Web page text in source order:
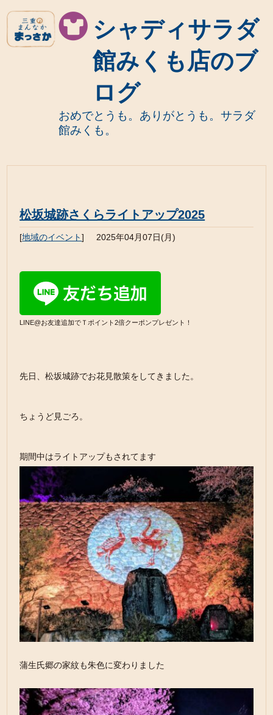
シャディサラダ
館みくも店のブ
ログ
おめでとうも。ありがとうも。サラダ
館みくも。
松坂城跡さくらライトアップ2025
[地域のイベント] 2025年04月07日(月)
LINE@お友達追加でＴポイント2倍クーポンプレゼント！
先日、松坂城跡でお花見散策をしてきました。
ちょうど見ごろ。
期間中はライトアップもされてます
蒲生氏郷の家紋も朱色に変わりました